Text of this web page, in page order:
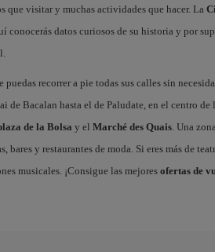
que visitar y muchas actividades que hacer. La
datos curiosos de su historia y por
recorrer a pie todas sus calles sin
de Bacalan hasta el de Paludate, en el centro de
de la Bolsa y el Marché des Quais. Una
y restaurantes de moda. Si eres más de
musicales. ¡Consigue las mejores ofertas de